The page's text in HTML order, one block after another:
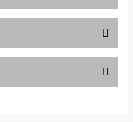
formunu kullanarak tarafımıza